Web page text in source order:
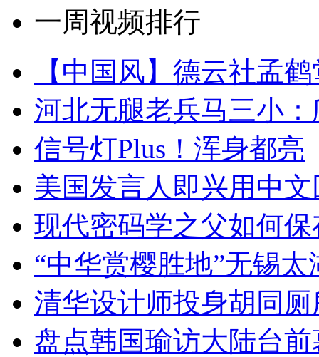
一周视频排行
【中国风】德云社孟
河北无腿老兵马三小
信号灯Plus！浑身都亮
美国发言人即兴用中
现代密码学之父如何
“中华赏樱胜地”无锡
清华设计师投身胡同
盘点韩国瑜访大陆台